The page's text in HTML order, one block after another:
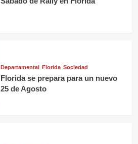
Departamental Florida Sociedad
Florida se prepara para un nuevo
25 de Agosto